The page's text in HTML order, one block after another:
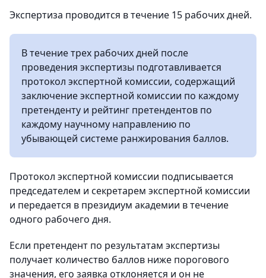
Экспертиза проводится в течение 15 рабочих дней.
В течение трех рабочих дней после
проведения экспертизы подготавливается
протокол экспертной комиссии, содержащий
заключение экспертной комиссии по каждому
претенденту и рейтинг претендентов по
каждому научному направлению по
убывающей системе ранжирования баллов.
Протокол экспертной комиссии подписывается
председателем и секретарем экспертной комиссии
и передается в президиум академии в течение
одного рабочего дня.
Если претендент по результатам экспертизы
получает количество баллов ниже порогового
значения, его заявка отклоняется и он не